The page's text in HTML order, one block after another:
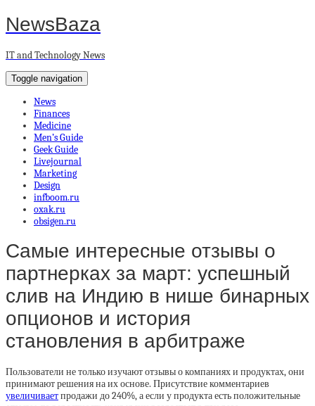
NewsBaza
IT and Technology News
Toggle navigation
News
Finances
Medicine
Men’s Guide
Geek Guide
Livejournal
Marketing
Design
infboom.ru
oxak.ru
obsigen.ru
Самые интересные отзывы о
партнерках за март: успешный
слив на Индию в нише бинарных
опционов и история
становления в арбитраже
Пользователи не только изучают отзывы о компаниях и продуктах, они
принимают решения на их основе. Присутствие комментариев
увеличиваетпродажи до 240%, а если у продукта есть положительные